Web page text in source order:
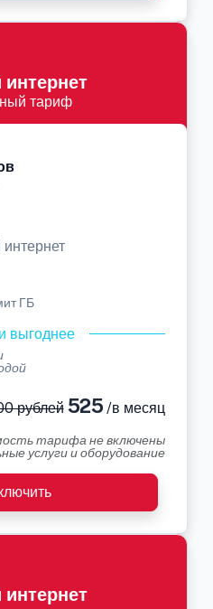
тариф
ГБ
выгоднее
рублей525 /в месяц
тарифа не включены
услуги и оборудование